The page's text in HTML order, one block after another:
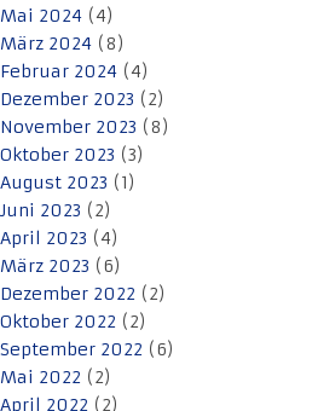
Mai 2024 (4)
März 2024 (8)
Februar 2024 (4)
Dezember 2023 (2)
November 2023 (8)
Oktober 2023 (3)
August 2023 (1)
Juni 2023 (2)
April 2023 (4)
März 2023 (6)
Dezember 2022 (2)
Oktober 2022 (2)
September 2022 (6)
Mai 2022 (2)
April 2022 (2)